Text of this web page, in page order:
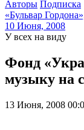
Авторы Подписка
«Бульвар
10 Июня, 2008
У всех на виду
Фонд
музыку на
13 Июня, 2008